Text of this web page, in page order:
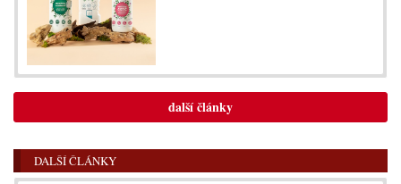
další články
DALŠÍ ČLÁNKY